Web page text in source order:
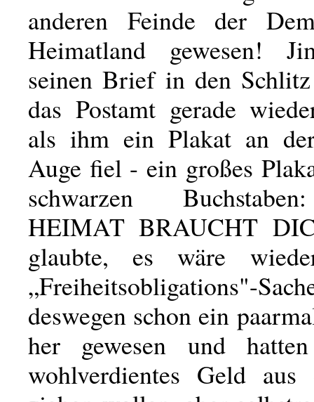
anderen Feinde der
Heimatland gewesen!
seinen Brief in den
das Postamt gerade
als ihm ein Plakat an
Auge fiel - ein großes
schwarzen
HEIMAT BRAUCHT
glaubte, es wäre
„Freiheitsobligations"-
deswegen schon ein
her gewesen und
wohlverdientes Geld aus